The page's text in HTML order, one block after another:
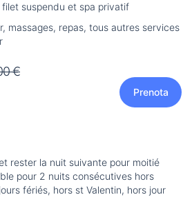
suspendu et spa privatif
massages, repas, tous autres services
€
Prenota
rester la nuit suivante pour moitié
pour 2 nuits consécutives hors
fériés, hors st Valentin, hors jour